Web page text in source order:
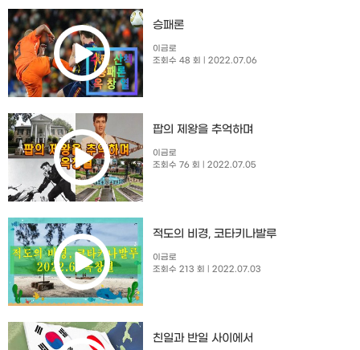
승패론
이금로
조회수 48 회
| 2022.07.06
팝의 제왕을 추억하며
이금로
조회수 76 회
| 2022.07.05
적도의 비경, 코타키나발루
이금로
조회수 213 회
| 2022.07.03
친일과 반일 사이에서